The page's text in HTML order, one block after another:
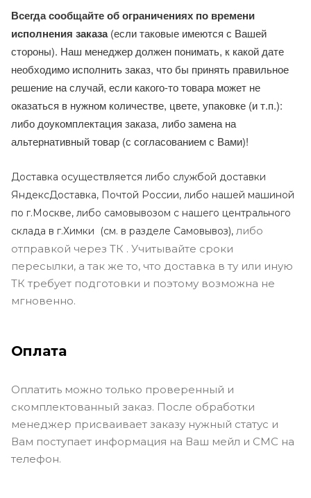
Всегда сообщайте об ограничениях по времени
исполнения заказа(если таковые имеются с Вашей
стороны). Наш менеджер должен понимать, к какой дате
необходимо исполнить заказ, что бы принять правильное
решение на случай, если какого-то товара может не
оказаться в нужном количестве, цвете, упаковке (и т.п.):
либо доукомплектация заказа, либо замена на
альтернативный товар (с согласованием с Вами)!
Доставка осуществляется либо службой доставки
ЯндексДоставка, Почтой России, либо нашей машиной
по г.Москве, либо самовывозом с нашего центрального
склада в г.Химки (см. в разделе Самовывоз), либо
отправкой через ТК . Учитывайте сроки
пересылки, а так же то, что доставка в ту или иную
ТК требует подготовки и поэтому возможна не
мгновенно.
Оплата
Оплатить можно только проверенный и
скомплектованный заказ. После обработки
менеджер присваивает заказу нужный статус и
Вам поступает информация на Ваш мейл и СМС на
телефон.